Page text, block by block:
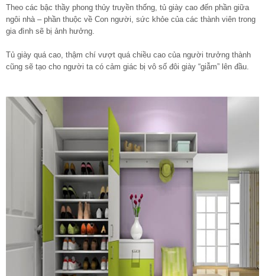
Theo các bậc thầy phong thủy truyền thống, tủ giày cao đến phần giữa
ngôi nhà – phần thuộc về Con người, sức khỏe của các thành viên trong
gia đình sẽ bị ảnh hưởng.
Tủ giày quá cao, thậm chí vượt quá chiều cao của người trưởng thành
cũng sẽ tạo cho người ta có cảm giác bị vô số đôi giày “giẫm” lên đầu.